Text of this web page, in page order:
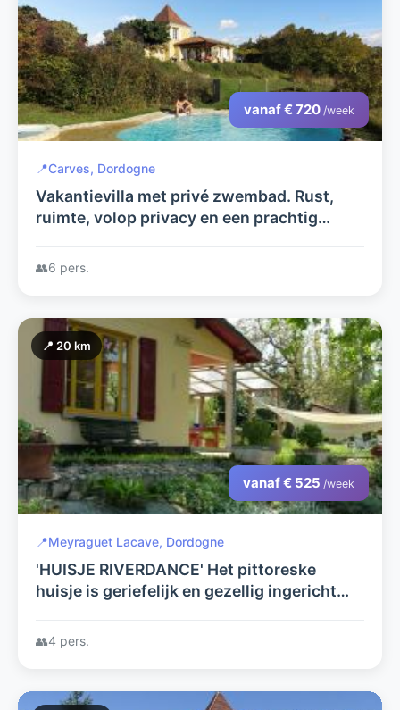
vanaf € 720 /week
📍Carves, Dordogne
Vakantievilla met privé zwembad. Rust,
ruimte, volop privacy en een prachtig
👥6 pers.
📍 20 km
vanaf € 525 /week
📍Meyraguet Lacave, Dordogne
'HUISJE RIVERDANCE' Het pittoreske
huisje is geriefelijk en gezellig ingericht
👥4 pers.